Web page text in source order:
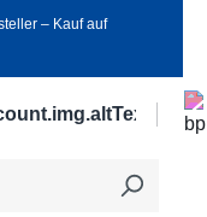
‒ Kauf auf